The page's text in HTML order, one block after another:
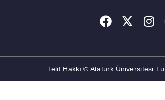
Telif Hakkı © Atatürk Üniversitesi